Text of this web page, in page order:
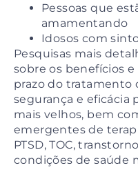
Pessoas que
amamentando
Idosos com
Pesquisas mais
sobre os benefícios
prazo do tratamento
segurança e eficácia
mais velhos, bem
emergentes de
PTSD, TOC,
condições de saúde